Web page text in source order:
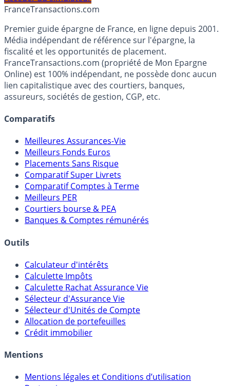
Accéder au simulateur
FranceTransactions.com
Premier guide épargne de France, en ligne depuis 2001.
Média indépendant de référence sur l'épargne, la
fiscalité et les opportunités de placement.
FranceTransactions.com (propriété de Mon Epargne
Online) est 100% indépendant, ne possède donc aucun
lien capitalistique avec des courtiers, banques,
Meilleures Assurances-Vie
Meilleurs Fonds Euros
Placements Sans Risque
Comparatif Super Livrets
Comparatif Comptes à Terme
Meilleurs PER
Courtiers bourse & PEA
Calculateur d'intérêts
Calculette Impôts
Calculette Rachat Assurance Vie
Sélecteur d'Assurance Vie
Sélecteur d'Unités de Compte
Allocation de portefeuilles